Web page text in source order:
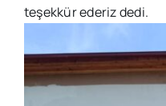
teşekkür ederiz dedi.